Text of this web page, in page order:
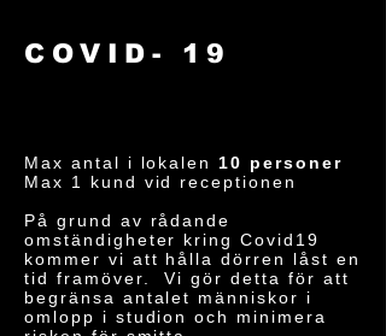
innan. - Ta gärna med dig något att
bara om du är frisk, vi kan alltid
boka en ny tid! Din och andras
hälsa är det viktigaste i dessa
oroliga tider.
COVID- 19
Max antal i lokalen 10 personer
Max 1 kund vid receptionen
På grund av rådande
omständigheter kring Covid19
kommer vi att hålla dörren låst en
tid framöver. Vi gör detta för att
begränsa antalet människor i
omlopp i studion och minimera